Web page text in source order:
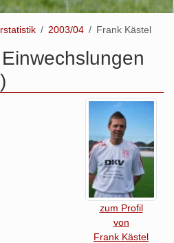
2003/04 Frank Kästel
zum Profil
von
Frank Kästel